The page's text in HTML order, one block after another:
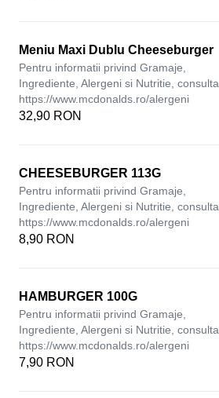
Meniu Maxi Dublu Cheeseburger
Pentru informatii privind Gramaje,
Ingrediente, Alergeni si Nutritie, consulta
https://www.mcdonalds.ro/alergeni
32,90 RON
CHEESEBURGER 113G
Pentru informatii privind Gramaje,
Ingrediente, Alergeni si Nutritie, consulta
https://www.mcdonalds.ro/alergeni
8,90 RON
HAMBURGER 100G
Pentru informatii privind Gramaje,
Ingrediente, Alergeni si Nutritie, consulta
https://www.mcdonalds.ro/alergeni
7,90 RON